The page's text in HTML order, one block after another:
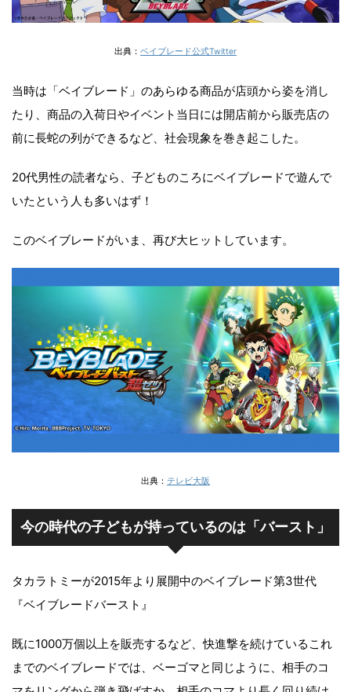
出典： ベイブレード公式Twitter
当時は「ベイブレード」のあらゆる商品が店頭から姿を消し
たり、商品の入荷日やイベント当日には開店前から販売店の
前に長蛇の列ができるなど、社会現象を巻き起こした。
20代男性の読者なら、子どものころにベイブレードで遊んで
いたという人も多いはず！
このベイブレードがいま、再び大ヒットしています。
出典： テレビ大阪
今の時代の子どもが持っているのは「バースト」
タカラトミーが2015年より展開中のベイブレード第3世代
『ベイブレードバースト』
既に1000万個以上を販売するなど、快進撃を続けているこれ
までのベイブレードでは、ベーゴマと同じように、相手のコ